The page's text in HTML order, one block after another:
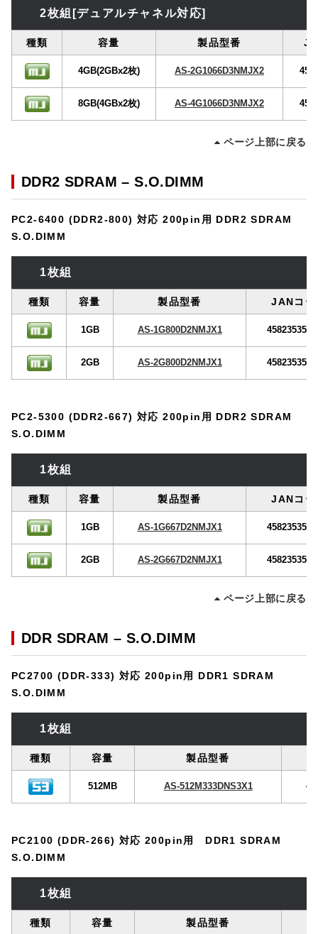
2枚組[デュアルチャネル対応]
種類 容量 製品型番
4GB(2GBx2枚) AS-2G1066D3NMJX2
8GB(4GBx2枚) AS-4G1066D3NMJX2
ページ上部に戻る
DDR2 SDRAM – S.O.DIMM
PC2-6400 (DDR2-800) 対応 200pin用 DDR2 SDRAM
S.O.DIMM
1枚組
種類 容量 製品型番 JANコー
1GB AS-1G800D2NMJX1
2GB AS-2G800D2NMJX1
PC2-5300 (DDR2-667) 対応 200pin用 DDR2 SDRAM
S.O.DIMM
1枚組
種類 容量 製品型番 JANコー
1GB AS-1G667D2NMJX1
2GB AS-2G667D2NMJX1
ページ上部に戻る
DDR SDRAM – S.O.DIMM
PC2700 (DDR-333) 対応 200pin用 DDR1 SDRAM
S.O.DIMM
1枚組
種類 容量 製品型番
512MB AS-512M333DNS3X1
PC2100 (DDR-266) 対応 200pin用 DDR1 SDRAM
S.O.DIMM
1枚組
種類 容量 製品型番